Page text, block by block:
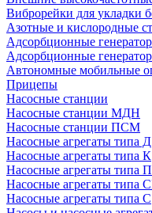
Виброрейки для укладки
Азотные и кислородные
Адсорбционные
Адсорбционные
Автономные мобильные
Прицепы
Насосные станции
Насосные станции МДН
Насосные станции ПСМ
Насосные агрегаты типа Д
Насосные агрегаты типа К
Насосные агрегаты типа П
Насосные агрегаты типа
Насосные агрегаты типа С